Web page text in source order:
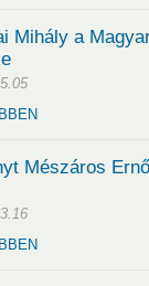
2016
2021
Díj
2015
Mihály a
Mészáros